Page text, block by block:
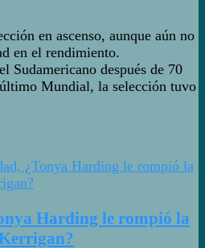
en ascenso, aunque aún no
en el rendimiento.
Sudamericano después de 70
Mundial, la selección tuvo
Harding le rompió la